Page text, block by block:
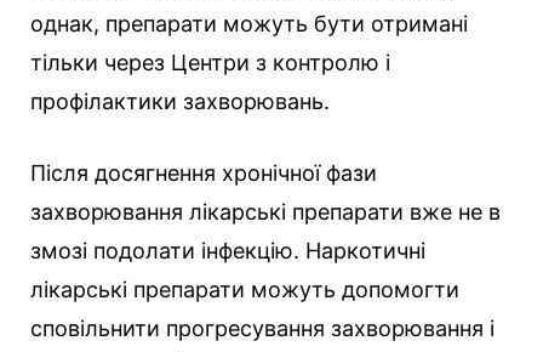
однак, препарати можуть бути отримані
тільки через Центри з контролю і
профілактики захворювань.
Після досягнення хронічної фази
захворювання лікарські препарати вже не в
змозі подолати інфекцію. Наркотичні
лікарські препарати можуть допомогти
сповільнити прогресування захворювання і